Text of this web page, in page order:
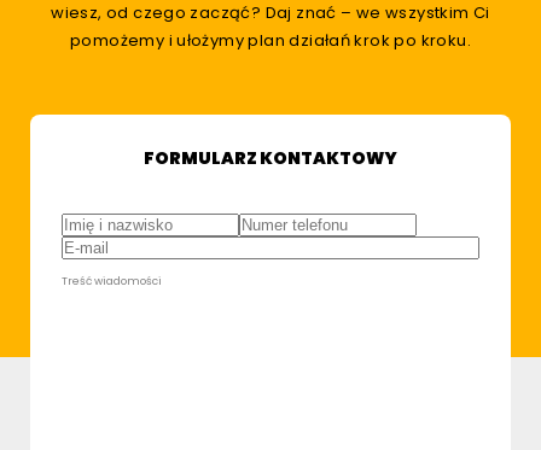
wiesz, od czego zacząć? Daj znać – we wszystkim Ci
pomożemy i ułożymy plan działań krok po kroku.
FORMULARZ KONTAKTOWY